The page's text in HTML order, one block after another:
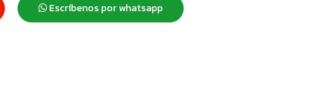
Escríbenos por whatsapp